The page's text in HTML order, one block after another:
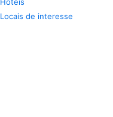
Locais de interesse